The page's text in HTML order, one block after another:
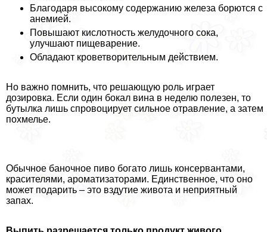
Благодаря высокому содержанию железа борются с
анемией.
Повышают кислотность желудочного сока,
улучшают пищеварение.
Обладают кроветворительным действием.
Но важно помнить, что решающую роль играет
дозировка. Если один бокал вина в неделю полезен, то
бутылка лишь спровоцирует сильное отравление, а затем
похмелье.
Обычное баночное пиво богато лишь консервантами,
красителями, ароматизаторами. Единственное, что оно
может подарить – это вздутие живота и неприятный
запах.